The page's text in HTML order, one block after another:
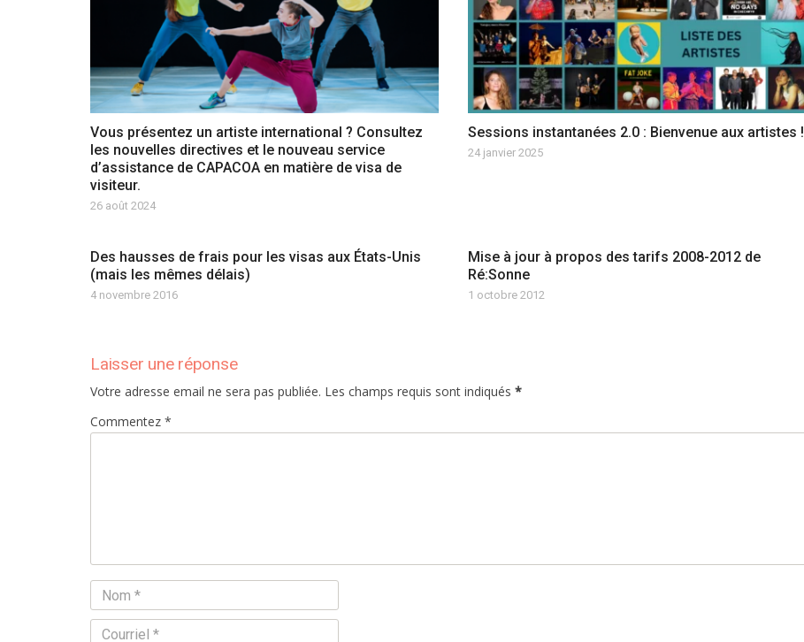
Vous présentez un artiste international ? Consultez
les nouvelles directives et le nouveau service
d’assistance de CAPACOA en matière de visa de
visiteur.
26 août 2024
Sessions instantanées 2.0 : Bienvenue aux artistes !
24 janvier 2025
Des hausses de frais pour les visas aux États-Unis
(mais les mêmes délais)
4 novembre 2016
Mise à jour à propos des tarifs 2008-2012 de
Ré:Sonne
1 octobre 2012
Laisser une réponse
Votre adresse email ne sera pas publiée. Les champs requis sont indiqués *
Commentez *